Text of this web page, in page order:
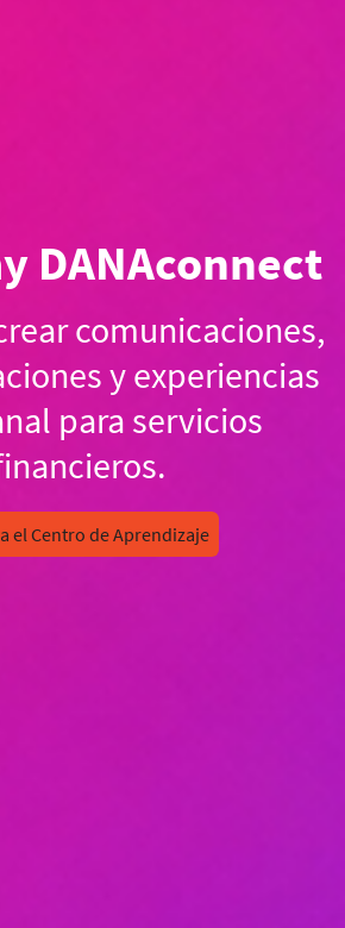
DANAconnect
comunicaciones,
y experiencias
para servicios
el Centro de Aprendizaje